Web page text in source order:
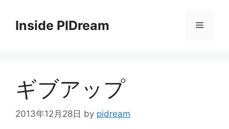
Inside PIDream メ
ギブアップ
2013年12月28日 by pidream